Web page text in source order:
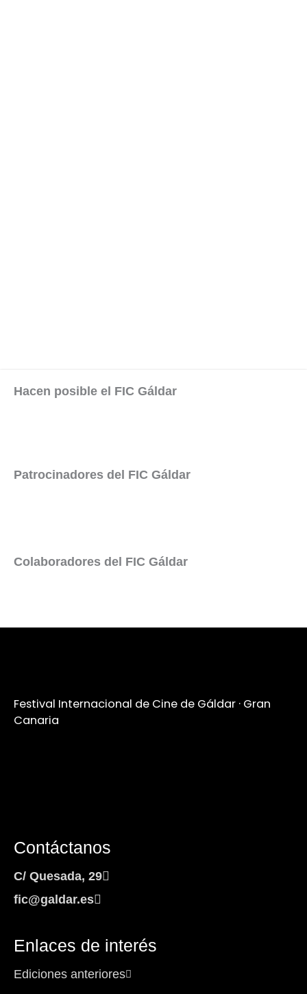
Hacen posible el FIC Gáldar
Patrocinadores del FIC Gáldar
Colaboradores del FIC Gáldar
Festival Internacional de Cine de Gáldar · Gran
Canaria
Contáctanos
C/ Quesada, 29
fic@galdar.es
Enlaces de interés
Ediciones anteriores